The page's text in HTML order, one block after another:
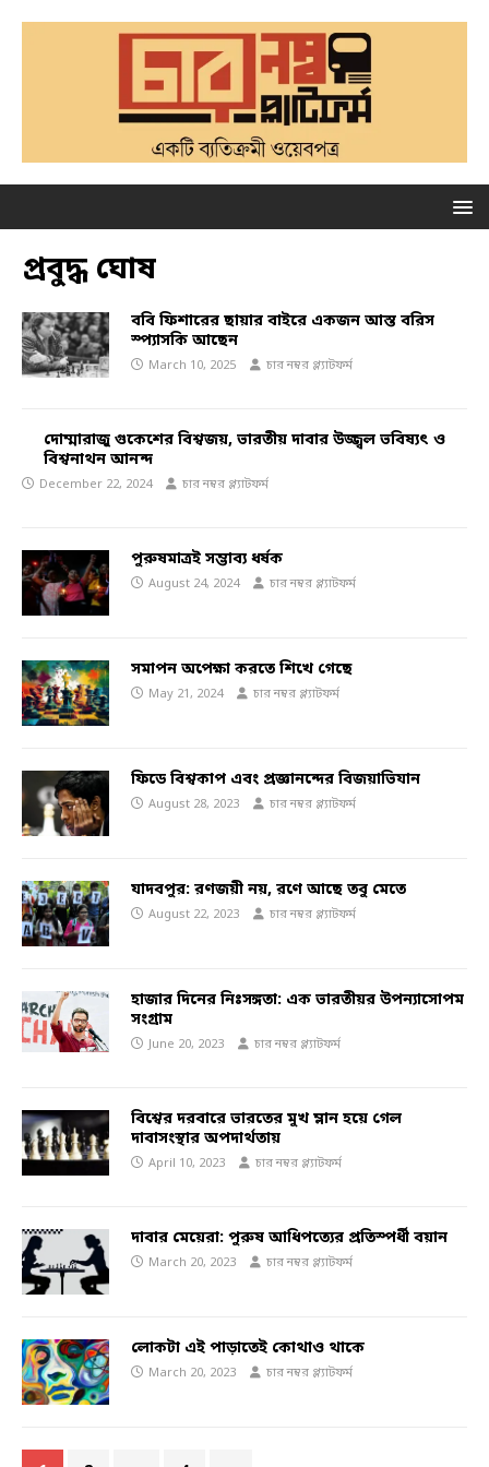
প্রবুদ্ধ ঘোষ
ববি ফিশারের ছায়ার বাইরে একজন আস্ত বরিস
স্প্যাসকি আছেন
March 10, 2025 চার নম্বর প্ল্যাটফর্ম
দোম্মারাজু গুকেশের বিশ্বজয়, ভারতীয় দাবার উজ্জ্বল ভবিষ্যৎ ও
বিশ্বনাথন আনন্দ
December 22, 2024 চার নম্বর প্ল্যাটফর্ম
পুরুষমাত্রই সম্ভাব্য ধর্ষক
August 24, 2024 চার নম্বর প্ল্যাটফর্ম
সমাপন অপেক্ষা করতে শিখে গেছে
May 21, 2024 চার নম্বর প্ল্যাটফর্ম
ফিডে বিশ্বকাপ এবং প্রজ্ঞানন্দের বিজয়াভিযান
August 28, 2023 চার নম্বর প্ল্যাটফর্ম
যাদবপুর: রণজয়ী নয়, রণে আছে তবু মেতে
August 22, 2023 চার নম্বর প্ল্যাটফর্ম
হাজার দিনের নিঃসঙ্গতা: এক ভারতীয়র উপন্যাসোপম
সংগ্রাম
June 20, 2023 চার নম্বর প্ল্যাটফর্ম
বিশ্বের দরবারে ভারতের মুখ ম্লান হয়ে গেল
দাবাসংস্থার অপদার্থতায়
April 10, 2023 চার নম্বর প্ল্যাটফর্ম
দাবার মেয়েরা: পুরুষ আধিপত্যের প্রতিস্পর্ধী বয়ান
March 20, 2023 চার নম্বর প্ল্যাটফর্ম
লোকটা এই পাড়াতেই কোথাও থাকে
March 20, 2023 চার নম্বর প্ল্যাটফর্ম